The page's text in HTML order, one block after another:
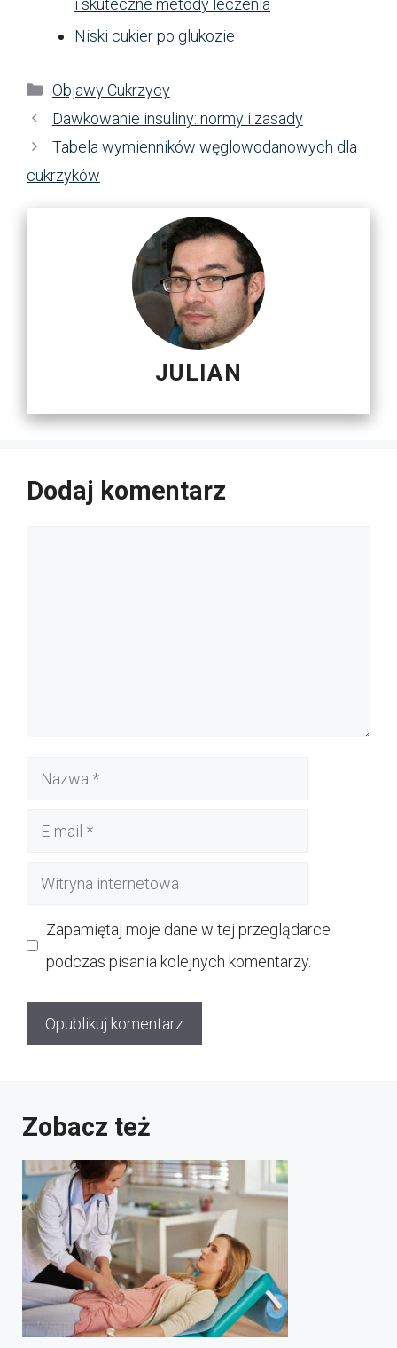
i skuteczne metody leczenia
Niski cukier po glukozie
Kategorie
Objawy Cukrzycy
Dawkowanie insuliny: normy i zasady
Tabela wymienników węglowodanowych dla
cukrzyków
JULIAN
Dodaj komentarz
Nazwa
Witryna
Zapamiętaj moje dane w tej przeglądarce
podczas pisania kolejnych komentarzy.
Zobacz też